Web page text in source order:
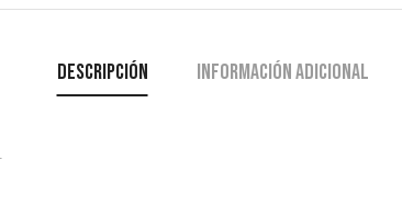
Descripción Información adicional